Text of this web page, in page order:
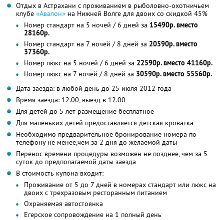
Отдых в Астрахани с проживанием в рыболовно-охотничьем
клубе «Авалон» на Нижней Волге для двоих со скидкой 45%
Номер стандарт на 5 ночей / 6 дней за 15490р. вместо
28160р.
Номер стандарт на 7 ночей / 8 дней за 20590р. вместо
37360р.
Номер люкс на 5 ночей / 6 дней за 22590р. вместо 41160р.
Номер люкс на 7 ночей / 8 дней за 30590р. вместо 55560р.
Дата заезда: в любой день до 25 июля 2012 года
Время заезда: 12.00, выезд в 12.00
Для детей до 5 лет размещение бесплатное
Для маленьких детей предоставляется детская кроватка
Необходимо предварительное бронирование номера по
телефону не менее,чем за 2 дня до желаемой даты
Перенос времени процедуры возможен не позднее, чем за 5
суток до предполагаемой даты заезда
В стоимость купона входит:
Проживание от 5 до 7 дней в номерах стандарт или люкс на
двоих с трехразовым ресторанным питанием
Охраняемая автостоянка
Егерское сопровождение на 1 полный день